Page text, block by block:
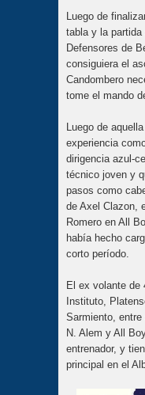
Luego de
tabla y la
Defensores de
consiguiera el
Candombero
tome el mando
Luego de
experiencia
dirigencia azul-
técnico joven y
pasos como
de Axel Clazon,
Romero en All
había hecho
corto período.
El ex volante de
Instituto,
Sarmiento,
N. Alem y All
entrenador, y
principal en el